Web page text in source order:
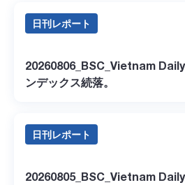
日刊レポート
20260806_BSC_Vietnam
ンデックス続落。
日刊レポート
20260805_BSC_Vietnam